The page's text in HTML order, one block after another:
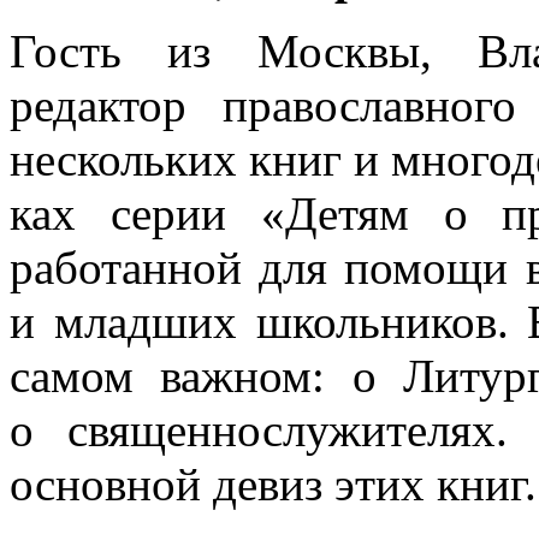
Гость из Москвы,
редактор
несколь­ких книг и
ках серии «Детям о
работанной для по­мощи
и млад­ших школь­ников.
самом важ­ном: о
о
основной девиз этих книг.